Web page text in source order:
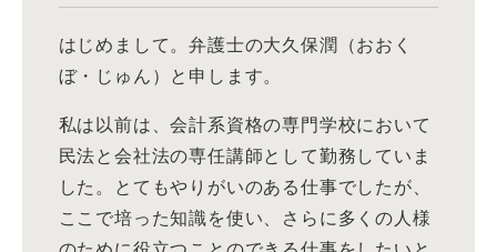
はじめまして。弁護士の大久保潤（おおく
ぼ・じゅん）と申します。
私は以前は、会計系資格の専門学校において
民法と会社法の専任講師として勤務していま
した。とてもやりがいのある仕事でしたが、
ここで培った知識を使い、さらに多くの人様